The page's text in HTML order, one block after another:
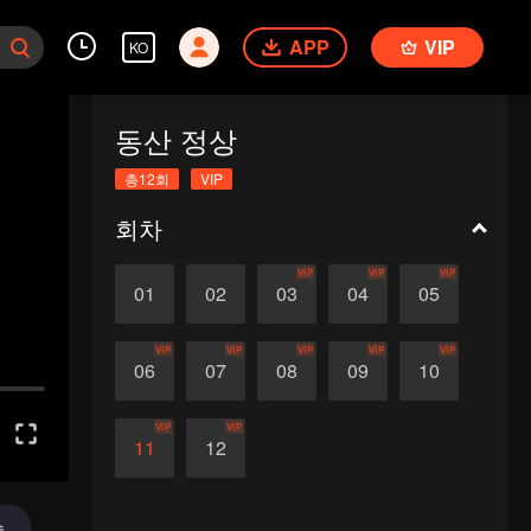
KO APP VIP
동산 정상
총12회 VIP
회차
01 02 03
VIP
04
VIP
05
VIP
06
VIP
07
VIP
08
VIP
09
VIP
10
VIP
11
VIP
12
VIP